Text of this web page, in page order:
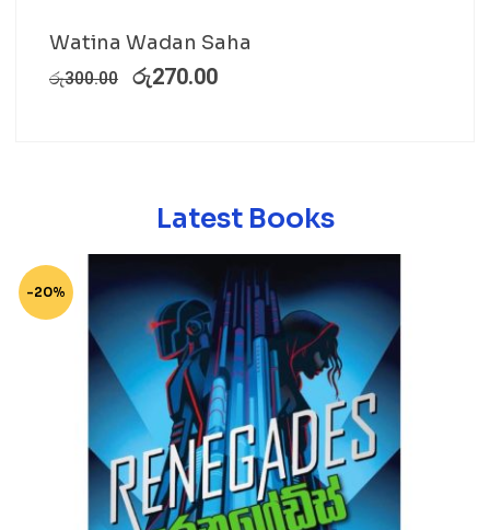
Watina Wadan Saha
රු300.00 රු270.00
Latest Books
-20%